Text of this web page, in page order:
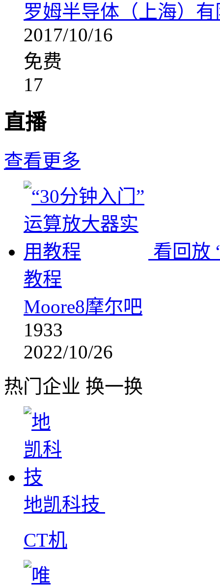
罗姆半导体（上海）
2017/10/16
免费
17
直播
查看更多
看回放
教程
Moore8摩尔吧
1933
2022/10/26
热门企业 换一换
地凯科技
CT机